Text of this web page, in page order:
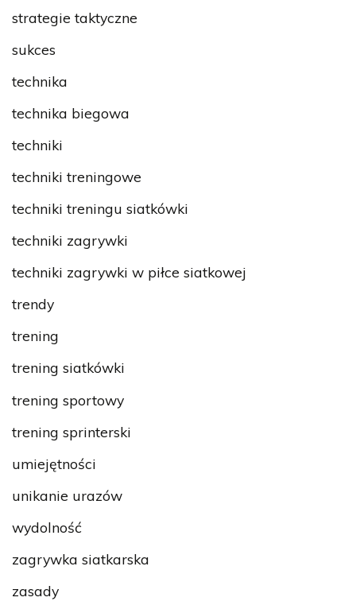
strategie taktyczne
sukces
technika
technika biegowa
techniki
techniki treningowe
techniki treningu siatkówki
techniki zagrywki
techniki zagrywki w piłce siatkowej
trendy
trening
trening siatkówki
trening sportowy
trening sprinterski
umiejętności
unikanie urazów
wydolność
zagrywka siatkarska
zasady